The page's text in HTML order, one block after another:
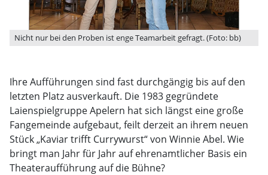
Nicht nur bei den Proben ist enge Teamarbeit gefragt. (Foto: bb)
Ihre Aufführungen sind fast durchgängig bis auf den
letzten Platz ausverkauft. Die 1983 gegründete
Laienspielgruppe Apelern hat sich längst eine große
Fangemeinde aufgebaut, feilt derzeit an ihrem neuen
Stück „Kaviar trifft Currywurst“ von Winnie Abel. Wie
bringt man Jahr für Jahr auf ehrenamtlicher Basis ein
Theateraufführung auf die Bühne?